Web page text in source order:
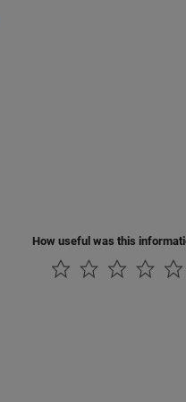
How useful was this